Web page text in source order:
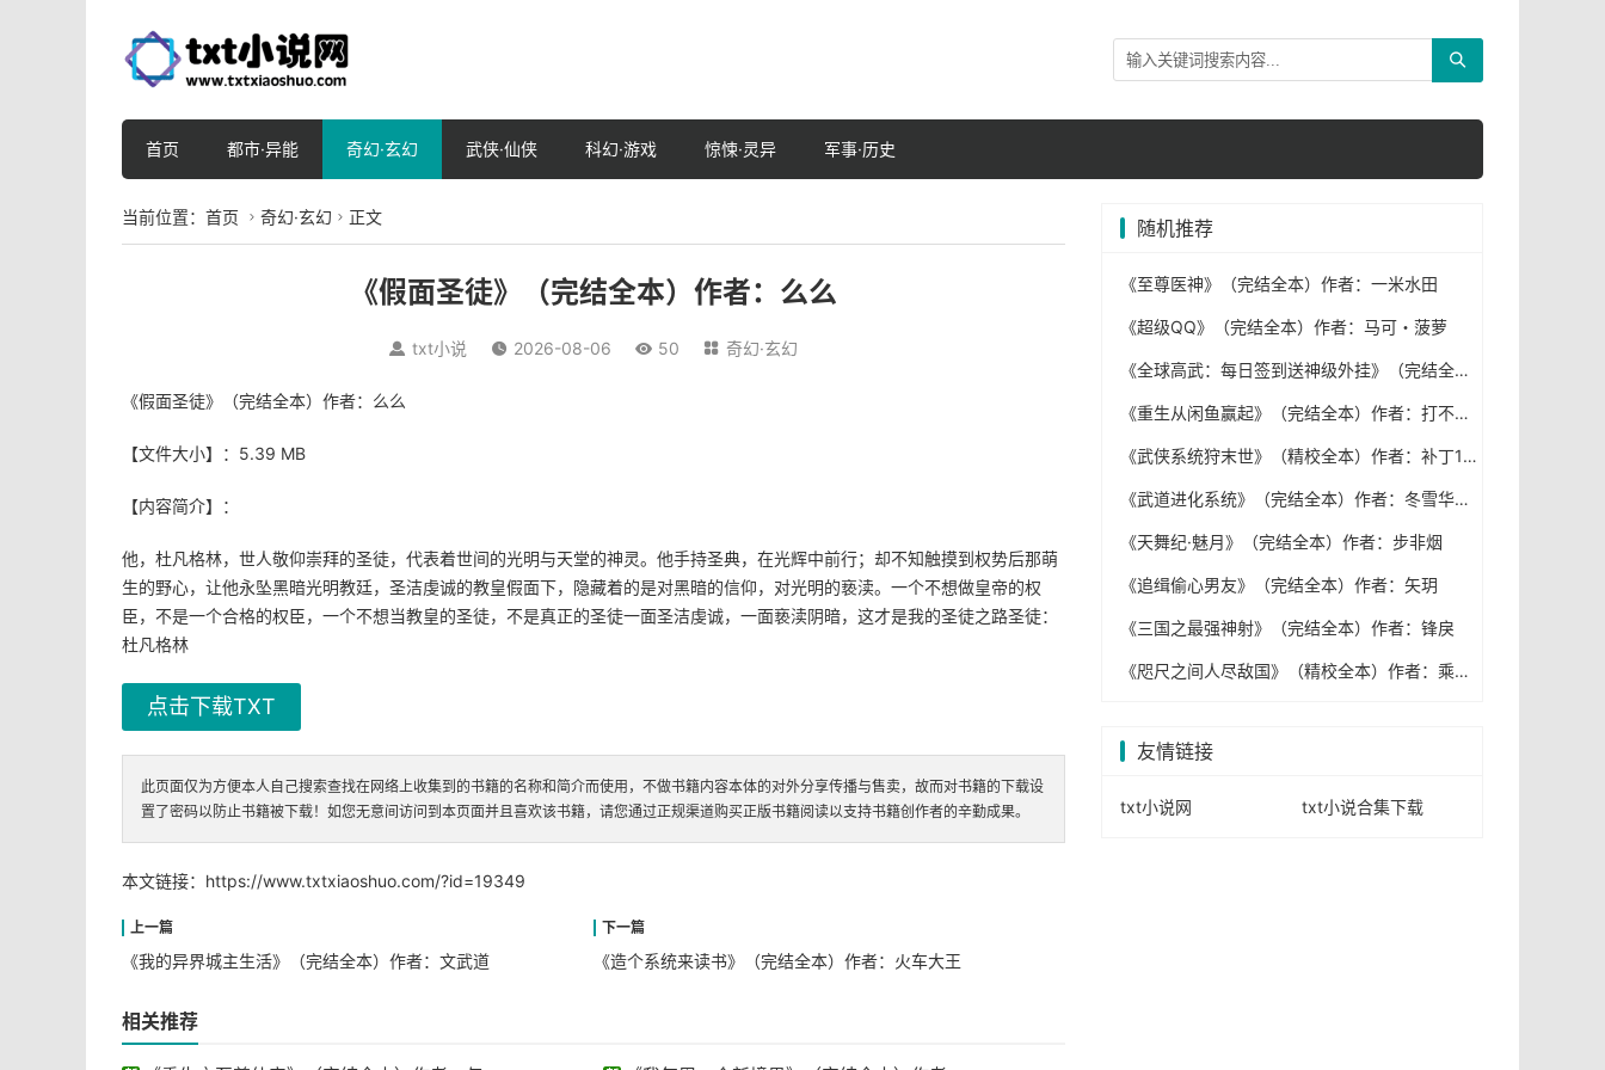
首页 都市·异能 奇幻·玄幻 武侠·仙侠 科幻·游戏 惊悚·灵异 军事·历史
当前位置： 首页  奇幻·玄幻  正文
《假面圣徒》（完结全本）作者：么么
 txt小说  2026-08-06  50  奇幻·玄幻
《假面圣徒》（完结全本）作者：么么
【文件大小】：5.39 MB
【内容简介】：
他，杜凡格林，世人敬仰崇拜的圣徒，代表着世间的光明与天堂的神灵。他手持圣典，在光辉中前行；却不知触摸到权势后那萌
生的野心，让他永坠黑暗光明教廷，圣洁虔诚的教皇假面下，隐藏着的是对黑暗的信仰，对光明的亵渎。一个不想做皇帝的权
臣，不是一个合格的权臣，一个不想当教皇的圣徒，不是真正的圣徒一面圣洁虔诚，一面亵渎阴暗，这才是我的圣徒之路圣徒：
杜凡格林
点击下载TXT
此页面仅为方便本人自己搜索查找在网络上收集到的书籍的名称和简介而使用，不做书籍内容本体的对外分享传播与售卖，故而对书籍的下载设
置了密码以防止书籍被下载！如您无意间访问到本页面并且喜欢该书籍，请您通过正规渠道购买正版书籍阅读以支持书籍创作者的辛勤成果。
本文链接： https://www.txtxiaoshuo.com/?id=19349
《我的异界城主生活》（完结全本）作者：文武道 《造个系统来读书》（完结全本）作者：火车大王
相关推荐
随机推荐
《至尊医神》（完结全本）作者：一米水田
《超级QQ》（完结全本）作者：马可・菠萝
《全球高武：每日签到送神级外挂》（完结全本）作者：执笔成圆
《重生从闲鱼赢起》（完结全本）作者：打不死的小萧
《武侠系统狩末世》（精校全本）作者：补丁1号
《武道进化系统》（完结全本）作者：冬雪华阳
《天舞纪·魅月》（完结全本）作者：步非烟
《追缉偷心男友》（完结全本）作者：矢玥
《三国之最强神射》（完结全本）作者：锋戾
《咫尺之间人尽敌国》（精校全本）作者：乘风御剑
友情链接
txt小说网 txt小说合集下载